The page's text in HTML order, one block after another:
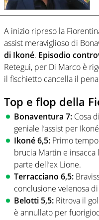
A inizio ripreso la
assist meraviglioso di
di Ikoné. Episodio
Retegui, per Di Marco è
il fischietto cancella il
Top e flop della
Bonaventura 7: Cosa
geniale l’assist per
Ikoné 6,5: Primo
brucia Martin e insacca
parte dell’ex Lione.
Terracciano 6,5:
conclusione velenosa
Belotti 5,5: Ritrova il
è annullato per